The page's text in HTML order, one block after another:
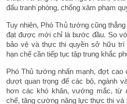
đấu tranh phòng, chống xâm phạm
Tuy nhiên, Phó Thủ tướng cũng
đạt được mới chỉ là bước đầu. So
bảo vệ và thực thi quyền sở hữu trí
hạn chế cần tiếp tục tập trung khắc
Phó Thủ tướng nhấn mạnh, đợt
dượt quan trọng để các bộ, ngành
hơn các khó khăn, vướng mắc, từ
chế, tăng cường năng lực thực thi